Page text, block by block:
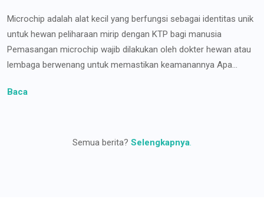
Microchip adalah alat kecil yang berfungsi sebagai identitas unik
untuk hewan peliharaan mirip dengan KTP bagi manusia
Pemasangan microchip wajib dilakukan oleh dokter hewan atau
lembaga berwenang untuk memastikan keamanannya Apa...
Baca
Semua berita? Selengkapnya